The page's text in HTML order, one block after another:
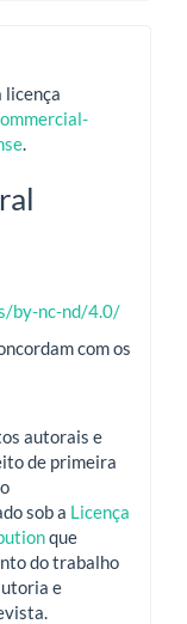
licença
.
by-nc-nd/4.0/
com os
autorais e
de primeira
sob a Licença
que
do trabalho
e